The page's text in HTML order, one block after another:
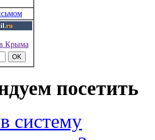
.ru
Крыма
посетить
систему